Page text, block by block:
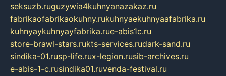
seksuzb.ruguzywia4kuhnyanazakaz.ru
fabrikaofabrikaokuhny.rukuhnyaekuhnyaafabrika.ru
kuhnyaykuhnyayfabrika.rue-abis1c.ru
store-brawl-stars.rukts-services.rudark-sand.ru
sindika-01.rusp-life.rux-legion.rusib-archives.ru
e-abis-1-c.rusindika01.ruvenda-festival.ru